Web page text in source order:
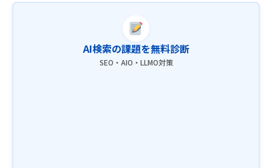
AI検索の課題を無料診断
SEO・AIO・LLMO対策